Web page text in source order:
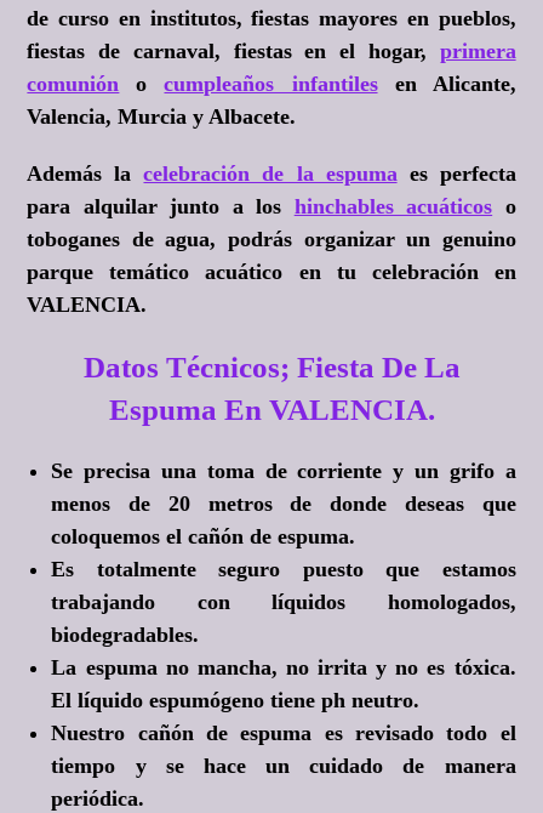
de curso en institutos, fiestas mayores en pueblos,
fiestas de carnaval, fiestas en el hogar, primera
comunión ocumpleaños infantilesen Alicante,
Valencia, Murcia y Albacete.
Además lacelebración de la espumaes perfecta
para alquilar junto a los hinchables acuáticos o
toboganes de agua, podrás organizar un genuino
parque temático acuático en tu celebración en
VALENCIA.
Datos Técnicos; Fiesta De La
Espuma En VALENCIA.
Se precisa una toma de corriente y un grifo a
menos de 20 metros de donde deseas que
coloquemos el cañón de espuma.
Es totalmente seguro puesto que estamos
trabajando con líquidos homologados,
biodegradables.
La espuma no mancha, no irrita y no es tóxica.
El líquido espumógeno tiene ph neutro.
Nuestro cañón de espuma es revisado todo el
tiempo y se hace un cuidado de manera
periódica.